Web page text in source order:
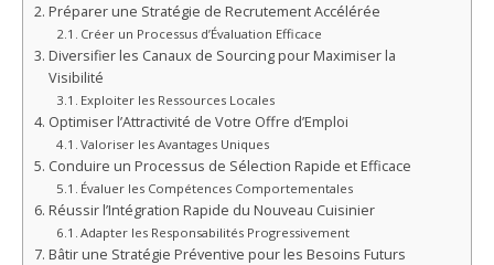
Préparer une Stratégie de Recrutement Accélérée
Créer un Processus d’Évaluation Efficace
Diversifier les Canaux de Sourcing pour Maximiser la
Visibilité
Exploiter les Ressources Locales
Optimiser l’Attractivité de Votre Offre d’Emploi
Valoriser les Avantages Uniques
Conduire un Processus de Sélection Rapide et Efficace
Évaluer les Compétences Comportementales
Réussir l’Intégration Rapide du Nouveau Cuisinier
Adapter les Responsabilités Progressivement
Bâtir une Stratégie Préventive pour les Besoins Futurs